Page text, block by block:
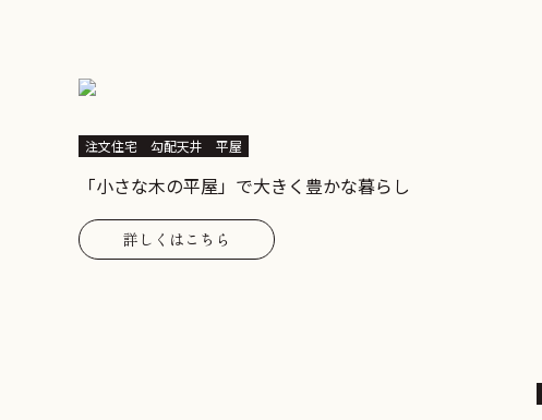
注文住宅 勾配天井 平屋
「小さな木の平屋」で大きく豊かな暮らし
詳しくはこちら